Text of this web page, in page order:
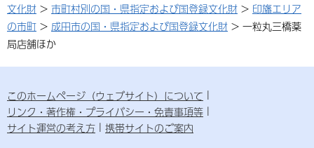
文化財 > 市町村別の国・県指定および国登録文化財 > 印旛エリア
の市町 > 成田市の国・県指定および国登録文化財 > 一粒丸三橋薬
局店舗ほか
このホームページ（ウェブサイト）について
リンク・著作権・プライバシー・免責事項等
サイト運営の考え方
携帯サイトのご案内